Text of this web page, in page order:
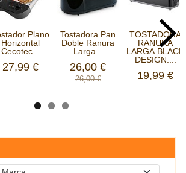
Plano
Horizontal
Cecotec...
27,99 €
Tostadora Pan
Doble Ranura
Larga...
26,00 €
26,00 €
TOSTADORA
RANURA
LARGA BLACK
DESIGN....
19,99 €